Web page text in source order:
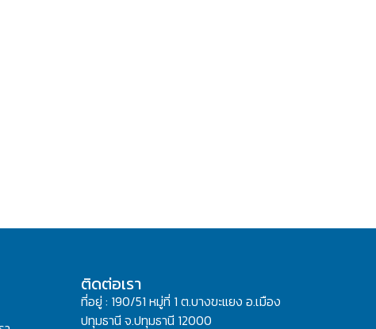
ติดต่อเรา
ที่อยู่ : 190/51 หมู่ที่ 1 ต.บางขะแยง อ.เมือง
ปทุมธานี จ.ปทุมธานี 12000